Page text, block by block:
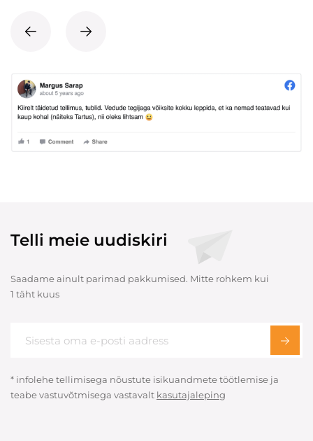
Telli meie uudiskiri
Saadame ainult parimad pakkumised. Mitte rohkem kui
1 täht kuus
* infolehe tellimisega nõustute isikuandmete töötlemise ja
teabe vastuvõtmisega vastavalt kasutajaleping